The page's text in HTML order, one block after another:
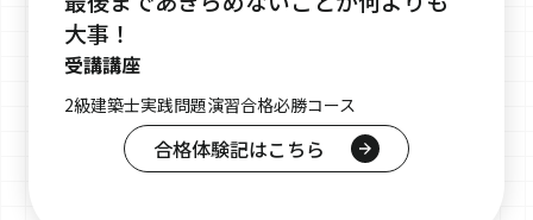
大事！
受講講座
2級建築士実践問題演習合格必勝コース
合格体験記はこちら